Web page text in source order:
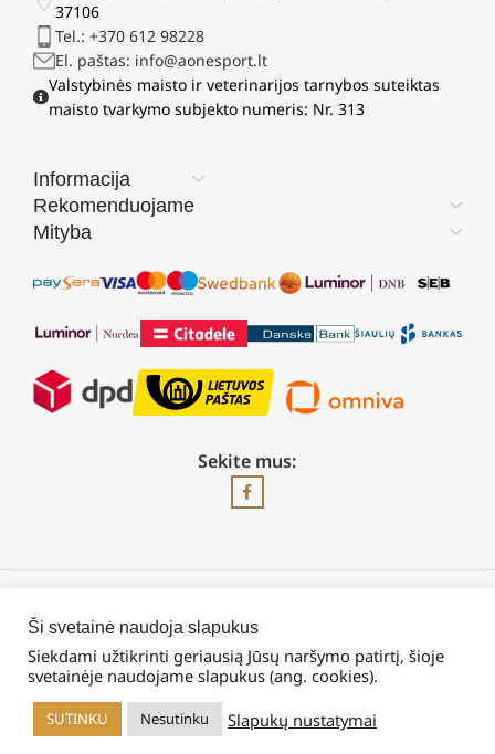
37106
Tel.: +370 612 98228
El. paštas: info@aonesport.lt
Valstybinės maisto ir veterinarijos tarnybos suteiktas
maisto tvarkymo subjekto numeris: Nr. 313
Informacija
Rekomenduojame
Mityba
Sekite mus:
2026 © Visos teisės saugomos | UAB „Rilis“
Ši svetainė naudoja slapukus
Siekdami užtikrinti geriausią Jūsų naršymo patirtį, šioje
svetainėje naudojame slapukus (ang. cookies).
SUTINKU Nesutinku Slapukų nustatymai